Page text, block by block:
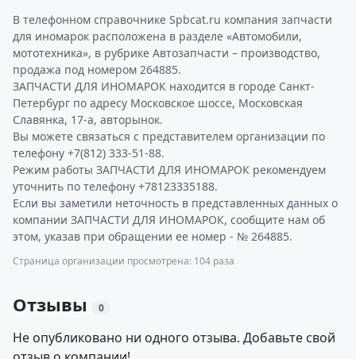
В телефонном справочнике Spbcat.ru компания запчасти
для иномарок расположена в разделе «Автомобили,
мототехника», в рубрике Автозапчасти – производство,
продажа под номером 264885.
ЗАПЧАСТИ ДЛЯ ИНОМАРОК находится в городе Санкт-
Петербург по адресу Московское шоссе, Московская
Славянка, 17-а, авторынок.
Вы можете связаться с представителем организации по
телефону +7(812) 333-51-88.
Режим работы ЗАПЧАСТИ ДЛЯ ИНОМАРОК рекомендуем
уточнить по телефону +78123335188.
Если вы заметили неточность в представленных данных о
компании ЗАПЧАСТИ ДЛЯ ИНОМАРОК, сообщите нам об
этом, указав при обращении ее номер - № 264885.
Страница организации просмотрена: 104 раза
Отзывы 0
Не опубликовано ни одного отзыва. Добавьте свой